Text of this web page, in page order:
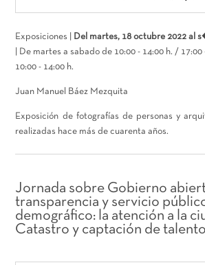
Exposiciones |
Del martes, 18 octubre 2022 al
| De martes a sabado de 10:00 - 14:00 h. /
10:00 - 14:00 h.
Juan Manuel Báez Mezquita
Exposición de fotografías de personas y
realizadas hace más de cuarenta años.
Jornada sobre Gobierno
transparencia y servicio
demográfico: la atención a la
Catastro y captación de talento